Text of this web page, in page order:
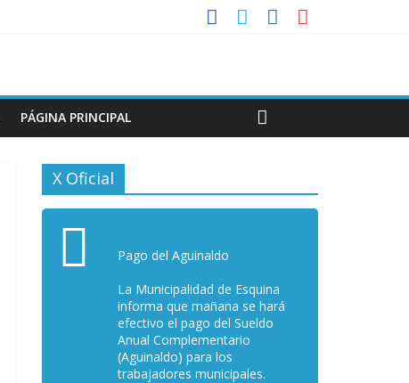
PÁGINA PRINCIPAL
X Oficial
Pago del Aguinaldo
La Municipalidad de Esquina
informa que mañana se hará
efectivo el pago del Sueldo
Anual Complementario
(Aguinaldo) para los
trabajadores municipales.